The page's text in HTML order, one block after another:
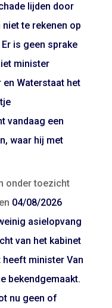
lijden door
te rekenen op
is geen sprake
minister
Waterstaat het
vandaag een
waar hij met
onder toezicht
04/08/2026
asielopvang
van het kabinet
minister Van
bekendgemaakt.
nu geen of